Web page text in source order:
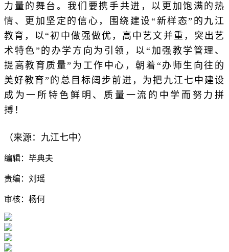
力量的舞台。 我们要携手共进，以更加饱满的热
情、更加坚定的信心，围绕建设“新样态”的九江
教育，以“初中做强做优，高中艺文并重，突出艺
术特色”的办学方向为引领，以“加强教学管理、
提高教育质量”为工作中心，朝着“办师生向往的
美好教育”的总目标阔步前进，为把九江七中建设
成为一所特色鲜明、质量一流的中学而努力拼
搏！
（来源：九江七中）
编辑：毕典夫
责编：刘瑶
审核：杨何